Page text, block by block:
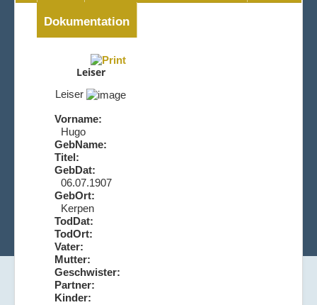
Dokumentation
Leiser
Leiser
Vorname:
Hugo
GebName:
Titel:
GebDat:
06.07.1907
GebOrt:
Kerpen
TodDat:
TodOrt:
Vater:
Mutter:
Geschwister:
Partner:
Kinder: